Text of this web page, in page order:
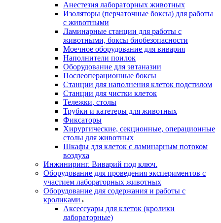
Анестезия лабораторных животных
Изоляторы (перчаточные боксы) для работы
с животными
Ламинарные станции для работы с
животными, боксы биобезопасности
Моечное оборудование для вивария
Наполнители поилок
Оборудование для эвтаназии
Послеоперационные боксы
Станции для наполнения клеток подстилом
Станции для чистки клеток
Тележки, столы
Трубки и катетеры для животных
Фиксаторы
Хирургические, секционные, операционные
столы для животных
Шкафы для клеток с ламинарным потоком
воздуха
Инжиниринг. Виварий под ключ.
Оборудование для проведения экспериментов с
участием лабораторных животных
Оборудование для содержания и работы с
кроликами
Аксессуары для клеток (кролики
лабораторные)